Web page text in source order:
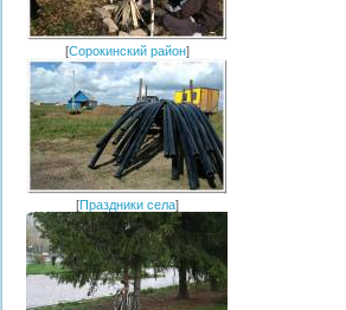
[Сорокинский район]
[Праздники села]